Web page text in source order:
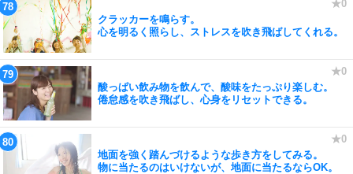
クラッカーを鳴らす。
心を明るく照らし、ストレスを吹き飛ばしてくれる。
酸っぱい飲み物を飲んで、酸味をたっぷり楽しむ。
倦怠感を吹き飛ばし、心身をリセットできる。
地面を強く踏んづけるような歩き方をしてみる。
物に当たるのはいけないが、地面に当たるならOK。